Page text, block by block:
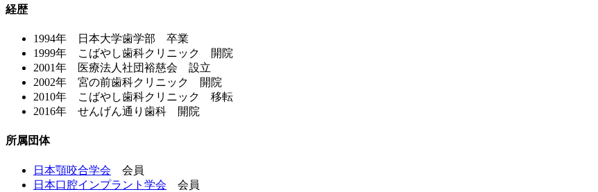
経歴
1994年 日本大学歯学部 卒業
1999年 こばやし歯科クリニック 開院
2001年 医療法人社団裕慈会 設立
2002年 宮の前歯科クリニック 開院
2010年 こばやし歯科クリニック 移転
2016年 せんげん通り歯科 開院
所属団体
日本顎咬合学会 会員
日本口腔インプラント学会 会員